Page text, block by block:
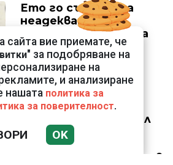
Ето го съпруга на
неадекватната
външна министърка
Велислава Петрова
Ким Чен Ун е получил
22 милиарда долара
свръхпечалба от
началото на войната в
сайта вие приемате, че
" за подобряване на
на
и анализиране
нашата политика за
за поверителност.
OK